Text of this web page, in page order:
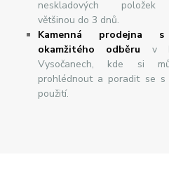
neskladových položek
většinou do 3 dnů.
Kamenná prodejna
okamžitého odběru v
Vysočanech, kde si
prohlédnout a poradit se s
použití.